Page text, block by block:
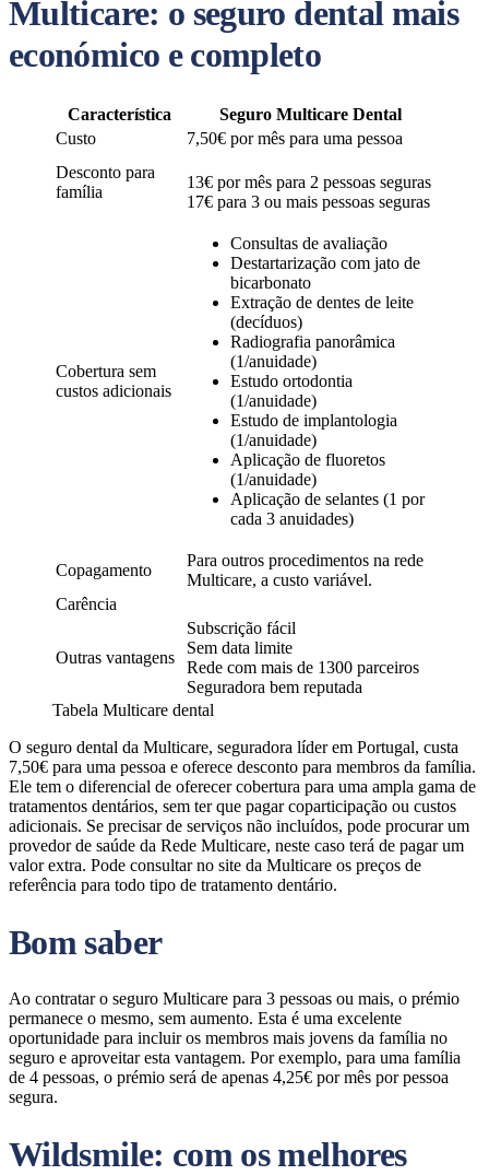
Multicare: o seguro dental mais
económico e completo
Característica Seguro Multicare Dental
Custo
7,50€ por mês para uma pessoa
Desconto para
família
13€ por mês para 2 pessoas seguras
17€ para 3 ou mais pessoas seguras​​​​​
Cobertura sem
custos adicionais
Consultas de avaliação
Destartarização com jato de
bicarbonato
Extração de dentes de leite
(decíduos)
Radiografia panorâmica
(1/anuidade)
Estudo ortodontia
(1/anuidade)
Estudo de implantologia
(1/anuidade)
Aplicação de fluoretos
(1/anuidade)
Aplicação de selantes (1 por
cada 3 anuidades)
Copagamento
Para outros procedimentos na rede
Multicare, a custo variável.
Carência
Outras vantagens
Subscrição fácil
Sem data limite
Rede com mais de 1300 parceiros
Seguradora bem reputada
Tabela Multicare dental
O seguro dental da Multicare, seguradora líder em Portugal, custa
7,50€ para uma pessoa e oferece desconto para membros da família.
Ele tem o diferencial de oferecer cobertura para uma ampla gama de
tratamentos dentários, sem ter que pagar coparticipação ou custos
adicionais. Se precisar de serviços não incluídos, pode procurar um
provedor de saúde da Rede Multicare, neste caso terá de pagar um
valor extra. Pode consultar no site da Multicare os preços de
referência para todo tipo de tratamento dentário.
Bom saber
Ao contratar o seguro Multicare para 3 pessoas ou mais, o prémio
permanece o mesmo, sem aumento. Esta é uma excelente
oportunidade para incluir os membros mais jovens da família no
seguro e aproveitar esta vantagem. Por exemplo, para uma família
de 4 pessoas, o prémio será de apenas 4,25€ por mês por pessoa
segura.
Wildsmile: com os melhores